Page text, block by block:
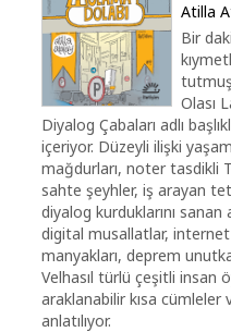
Atilla
Bir
Olası
Diyalog Çabaları adlı
içeriyor. Düzeyli ilişki
mağdurları, noter tasdikli
sahte şeyhler, iş arayan
diyalog kurduklarını sanan
digital musallatlar, internet
manyakları, deprem
Velhasıl türlü çeşitli insan
araklanabilir kısa
anlatılıyor.